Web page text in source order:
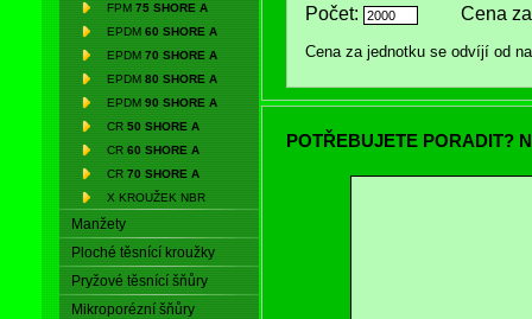
FPM 75 SHORE A
EPDM 60 SHORE A
EPDM 70 SHORE A
EPDM 80 SHORE A
EPDM 90 SHORE A
CR 50 SHORE A
CR 60 SHORE A
CR 70 SHORE A
X KROUŽEK NBR
Manžety
Ploché těsnící kroužky
Pryžové těsnící šňůry
Mikroporézní šňůry
Počet: Cena za
Cena za jednotku se odvíjí od
POTŘEBUJETE PORADIT?